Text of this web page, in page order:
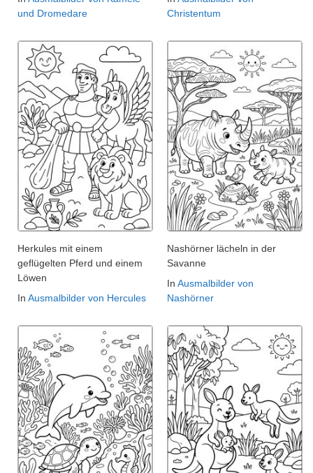
und Dromedare
Christentum
Herkules mit einem
geflügelten Pferd und einem
Löwen
In Ausmalbilder von Hercules
Nashörner lächeln in der
Savanne
In Ausmalbilder von
Nashörner